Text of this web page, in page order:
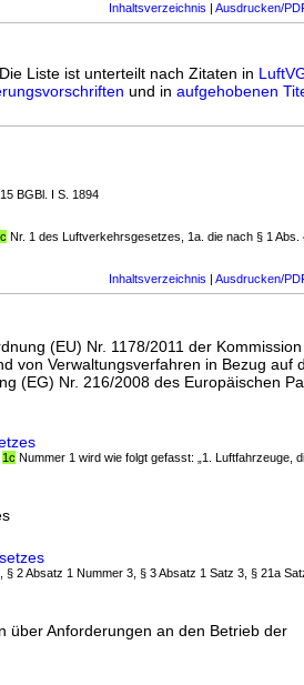
Inhaltsverzeichnis | Ausdrucken/
Liste ist unterteilt nach Zitaten in
und in aufgehobenen
BGBl. I S. 1894
Nr. 1 des Luftverkehrsgesetzes, 1a. die nach § 1 Abs.
Inhaltsverzeichnis | Ausdrucken/
(EU) Nr. 1178/2011 der Kommission
von Verwaltungsverfahren in Bezug auf
(EG) Nr. 216/2008 des Europäischen
1c Nummer 1 wird wie folgt gefasst: „1. Luftfahrzeuge,
§ 2 Absatz 1 Nummer 3, § 3 Absatz 1 Satz 3, § 21a
über Anforderungen an den Betrieb der